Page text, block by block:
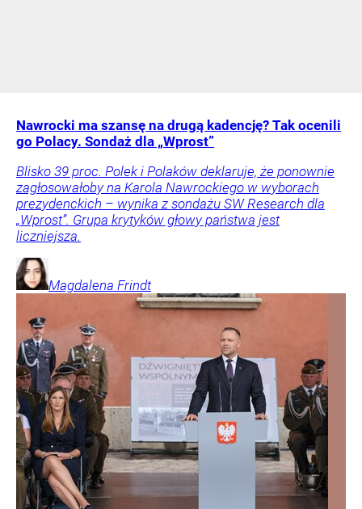
Nawrocki ma szansę na drugą kadencję? Tak ocenili
go Polacy. Sondaż dla „Wprost”
Blisko 39 proc. Polek i Polaków deklaruje, że ponownie
zagłosowałoby na Karola Nawrockiego w wyborach
prezydenckich – wynika z sondażu SW Research dla
„Wprost”. Grupa krytyków głowy państwa jest
liczniejsza.
Magdalena Frindt